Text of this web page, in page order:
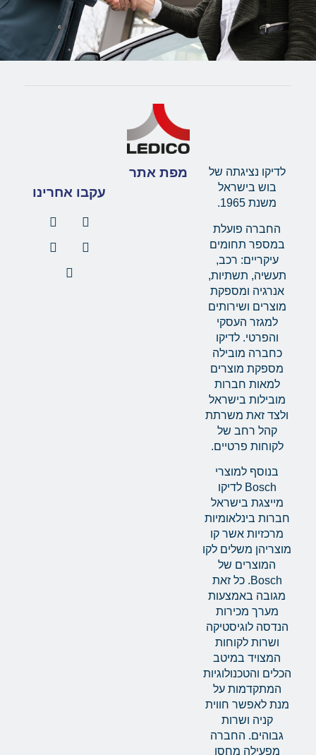
לדיקו נציגתה של
בוש בישראל
משנת 1965.
החברה פועלת
במספר תחומים
עיקריים: רכב,
תעשיה, תשתיות,
אנרגיה ומספקת
מוצרים ושירותים
למגזר העסקי
והפרטי. לדיקו
כחברה מובילה
מספקת מוצרים
למאות חברות
מובילות בישראל
ולצד זאת משרתת
קהל רחב של
לקוחות פרטיים.
בנוסף למוצרי
Bosch לדיקו
מייצגת בישראל
חברות בינלאומיות
מרכזיות אשר קו
מוצריהן משלים לקו
המוצרים של
Bosch. כל זאת
מגובה באמצעות
מערך מכירות
הנדסה לוגיסטיקה
ושרות לקוחות
המצויד במיטב
הכלים והטכנולוגיות
המתקדמות על
מנת לאפשר חווית
קניה ושרות
גבוהים. החברה
מפעילה מחסן
מפת אתר
עקבו אחרינו